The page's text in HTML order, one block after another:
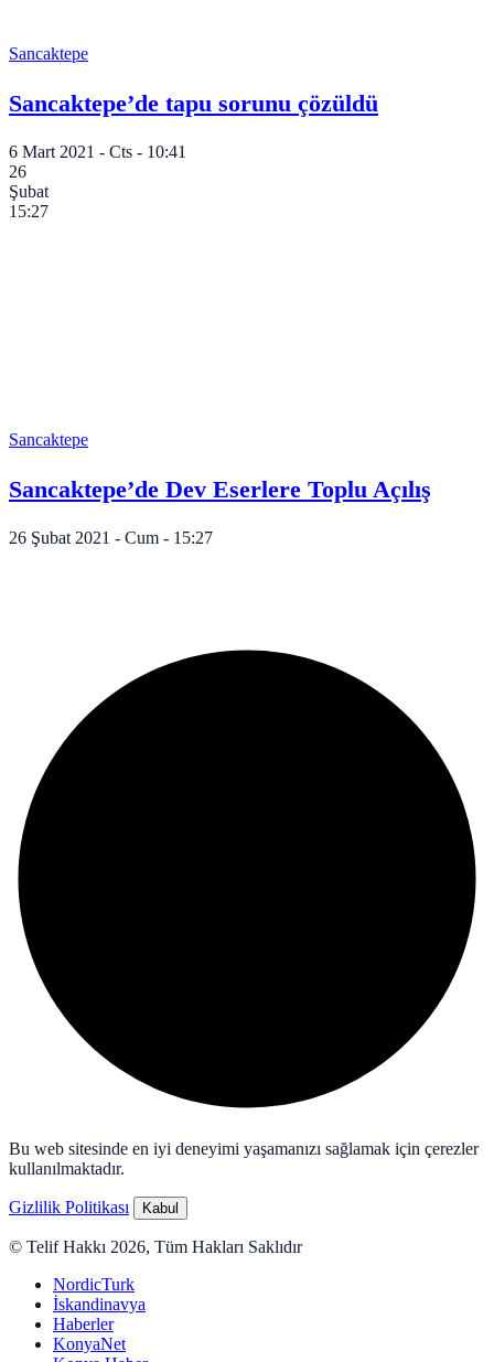
Sancaktepe
Sancaktepe’de tapu sorunu çözüldü
6 Mart 2021 - Cts - 10:41
26
Şubat
15:27
Sancaktepe
Sancaktepe’de Dev Eserlere Toplu Açılış
26 Şubat 2021 - Cum - 15:27
Bu web sitesinde en iyi deneyimi yaşamanızı sağlamak için çerezler
kullanılmaktadır.
Gizlilik Politikası Kabul
© Telif Hakkı 2026, Tüm Hakları Saklıdır
NordicTurk
İskandinavya
Haberler
KonyaNet